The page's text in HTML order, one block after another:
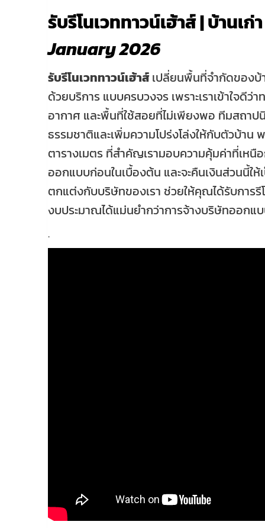
รับรีโนเวททาวน์เฮ้าส์ | บ้านเก่
January 2026
รับรีโนเวททาวน์เฮ้าส์เปลี่ยนพื้นที่จำกัดของบ้
ด้วยบริการ แบบครบวงจร เพราะเราเข้าใจดี
อากาศ และพื้นที่ใช้สอยที่ไม่เพียงพอ ทีมสถาป
ธรรมชาติและเพิ่มความโปร่งโล่งให้กับตัวบ้า
ตารางเมตร ที่สำคัญเรามอบความคุ้มค่าที่เหนื
ออกแบบก่อนในเบื้องต้น และจะคืนเงินส่วนนี้ใ
ตกแต่งกับบริษัทของเรา ช่วยให้คุณได้รับการ
งบประมาณได้แม่นยำกว่าการจ้างบริษัทออกแ
.